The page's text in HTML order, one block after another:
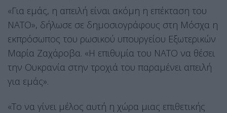
«Για εμάς, η απειλή είναι ακόμη η επέκταση του
ΝΑΤΟ», δήλωσε σε δημοσιογράφους στη Μόσχα η
εκπρόσωπος του ρωσικού υπουργείου Εξωτερικών
Μαρία Ζαχάροβα. «Η επιθυμία του ΝΑΤΟ να θέσει
την Ουκρανία στην τροχιά του παραμένει απειλή
για εμάς».
«Το να γίνει μέλος αυτή η χώρα μιας επιθετικής